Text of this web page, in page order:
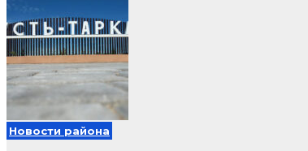
Новости района